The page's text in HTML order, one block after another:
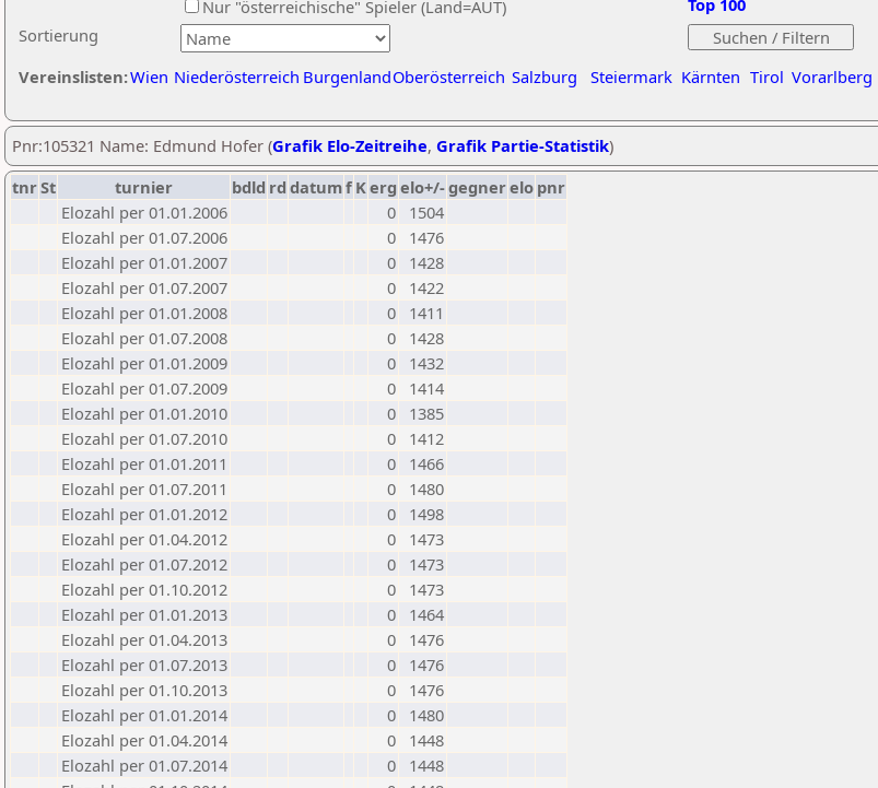
Sortierung
Nur "österreichische" Spieler (Land=AUT)
Vereinslisten:Wien Niederösterreich BurgenlandOberösterreich Salzburg Steiermark Kärnten Tirol Vorarlberg
Top 100
Pnr:105321 Name: Edmund Hofer (Grafik Elo-Zeitreihe, Grafik Partie-Statistik)
tnrSt turnier bdld rd datumf Kerg elo+/-gegnerelo pnr
Elozahl per 01.01.2006
0
1504
Elozahl per 01.07.2006
0
1476
Elozahl per 01.01.2007
0
1428
Elozahl per 01.07.2007
0
1422
Elozahl per 01.01.2008
0
1411
Elozahl per 01.07.2008
0
1428
Elozahl per 01.01.2009
0
1432
Elozahl per 01.07.2009
0
1414
Elozahl per 01.01.2010
0
1385
Elozahl per 01.07.2010
0
1412
Elozahl per 01.01.2011
0
1466
Elozahl per 01.07.2011
0
1480
Elozahl per 01.01.2012
0
1498
Elozahl per 01.04.2012
0
1473
Elozahl per 01.07.2012
0
1473
Elozahl per 01.10.2012
0
1473
Elozahl per 01.01.2013
0
1464
Elozahl per 01.04.2013
0
1476
Elozahl per 01.07.2013
0
1476
Elozahl per 01.10.2013
0
1476
Elozahl per 01.01.2014
0
1480
Elozahl per 01.04.2014
0
1448
Elozahl per 01.07.2014
0
1448